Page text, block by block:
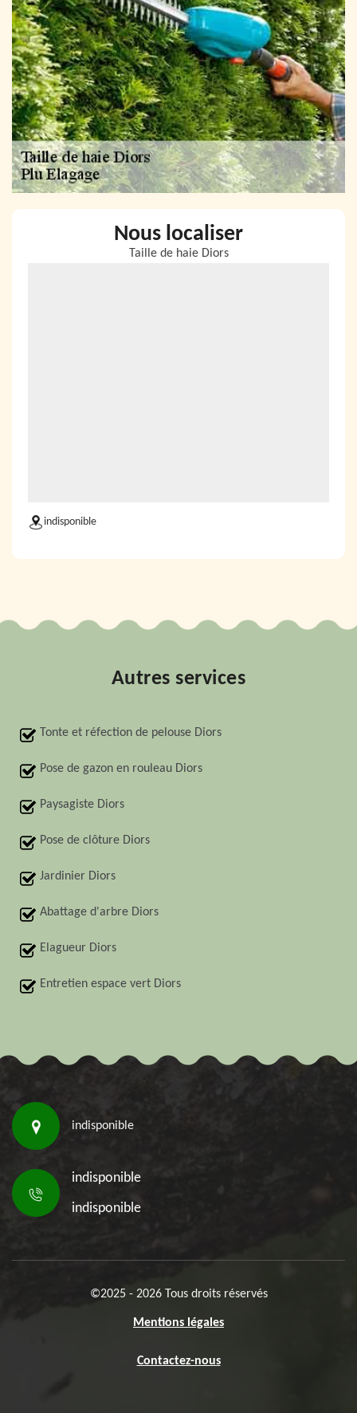
Nous localiser
Taille de haie Diors
indisponible
Autres services
Tonte et réfection de pelouse Diors
Pose de gazon en rouleau Diors
Paysagiste Diors
Pose de clôture Diors
Jardinier Diors
Abattage d'arbre Diors
Elagueur Diors
Entretien espace vert Diors
indisponible
indisponible
indisponible
©2025 - 2026 Tous droits réservés
Mentions légales
Contactez-nous